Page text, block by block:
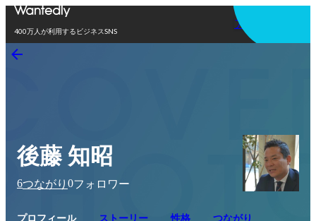
400万人が利用するビジネスSNS
アプリを使う
後藤 知昭
6つながり 0フォロワー
プロフィール ストーリー 性格 つながり